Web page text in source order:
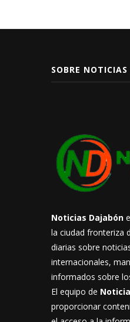
SOBRE
Noticias Dajabón
la ciudad fronteriza
diarias sobre
internacionales,
informados sobre
El equipo de
proporcionar